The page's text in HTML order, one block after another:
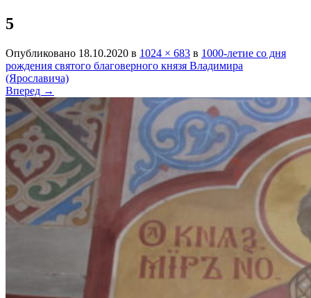
5
Опубликовано 18.10.2020 в 1024 × 683 в 1000-летие со дня
рождения святого благоверного князя Владимира
(Ярославича)
Вперед →